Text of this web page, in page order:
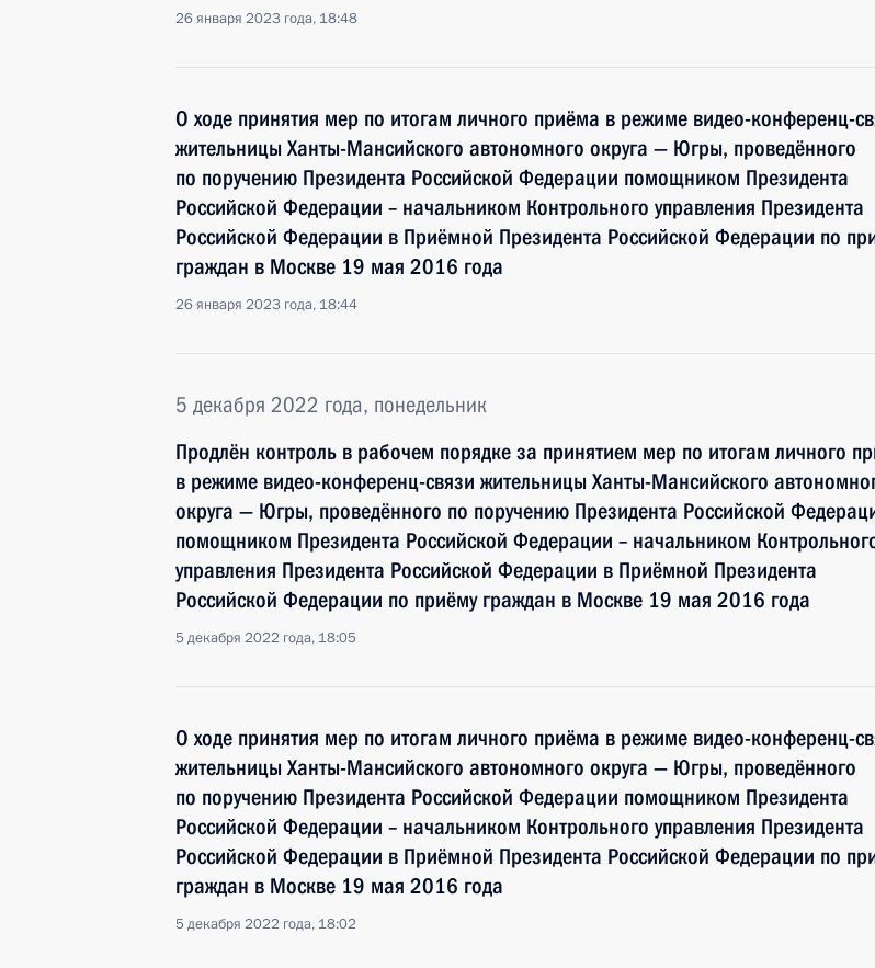
26 января 2023 года, 18:48
О ходе принятия мер по итогам личного приёма в режиме видео-конференц-
жительницы Ханты-Мансийского автономного округа — Югры, проведённого
по поручению Президента Российской Федерации помощником Президента
Российской Федерации – начальником Контрольного управления Президента
Российской Федерации в Приёмной Президента Российской Федерации по
граждан в Москве 19 мая 2016 года
26 января 2023 года, 18:44
5 декабря 2022 года, понедельник
Продлён контроль в рабочем порядке за принятием мер по итогам личного
в режиме видео-конференц-связи жительницы Ханты-Мансийского
округа — Югры, проведённого по поручению Президента Российской
помощником Президента Российской Федерации – начальником
управления Президента Российской Федерации в Приёмной Президента
Российской Федерации по приёму граждан в Москве 19 мая 2016 года
5 декабря 2022 года, 18:05
О ходе принятия мер по итогам личного приёма в режиме видео-конференц-
жительницы Ханты-Мансийского автономного округа — Югры, проведённого
по поручению Президента Российской Федерации помощником Президента
Российской Федерации – начальником Контрольного управления Президента
Российской Федерации в Приёмной Президента Российской Федерации по
граждан в Москве 19 мая 2016 года
5 декабря 2022 года, 18:02